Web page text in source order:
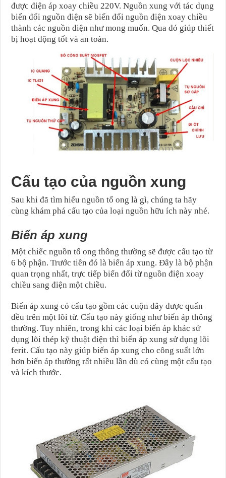
được điện áp xoay chiều 220V. Nguồn xung với tác dụng
biến đổi nguồn điện sẽ biến đổi nguồn điện xoay chiều
thành các nguồn điện như mong muốn. Qua đó giúp thiết
bị hoạt động tốt và an toàn.
Cấu tạo của nguồn xung
Sau khi đã tìm hiểu nguồn tổ ong là gì, chúng ta hãy
cùng khám phá cấu tạo của loại nguồn hữu ích này nhé.
Biến áp xung
Một chiếc nguồn tổ ong thông thường sẽ được cấu tạo từ
6 bộ phận. Trước tiên đó là biến áp xung. Đây là bộ phận
quan trọng nhất, trực tiếp biến đổi từ nguồn điện xoay
chiều sang điện một chiều.
Biến áp xung có cấu tạo gồm các cuộn dây được quấn
đều trên một lõi từ. Cấu tạo này giống như biến áp thông
thường. Tuy nhiên, trong khi các loại biến áp khác sử
dụng lõi thép kỹ thuật điện thì biến áp xung sử dụng lõi
ferit. Cấu tạo này giúp biến áp xung cho công suất lớn
hơn biến áp thường rất nhiều lần dù có cùng một cấu tạo
và kích thước.